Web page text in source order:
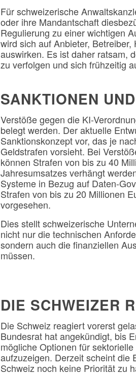
Für schweizerische
oder ihre Mandantschaft
Regulierung zu einer wichtigen
wird sich auf Anbieter,
auswirken. Es ist daher ratsam,
zu verfolgen und sich frühzeitig
SANKTIONEN
Verstöße gegen die KI-
belegt werden. Der aktuelle
Sanktionskonzept vor, das je
Geldstrafen vorsieht. Bei
können Strafen von bis zu 40
Jahresumsatzes verhängt
Systeme in Bezug auf Daten-
Strafen von bis zu 20 Millionen
vorgesehen.
Dies stellt schweizerische
nicht nur die technischen
sondern auch die finanziellen
müssen.
DIE SCHWEIZER
Die Schweiz reagiert vorerst
Bundesrat hat angekündigt, bis
mögliche Optionen für
aufzuzeigen. Derzeit scheint die
Schweiz noch keine Priorität zu